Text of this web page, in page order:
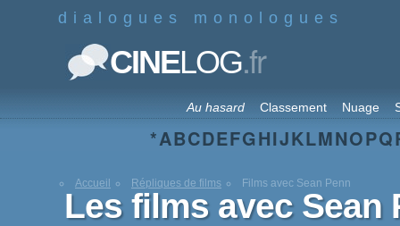
dialogues monologues
CINELOG.fr
Au hasard Classement Nuage
*ABCDEFGHIJKLMNOPQ
Accueil Répliques de films Films avec Sean Penn
Les films avec Sean